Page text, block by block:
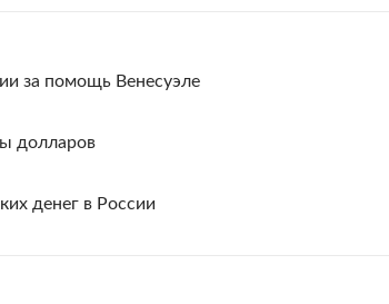
за помощь Венесуэле
долларов
денег в России